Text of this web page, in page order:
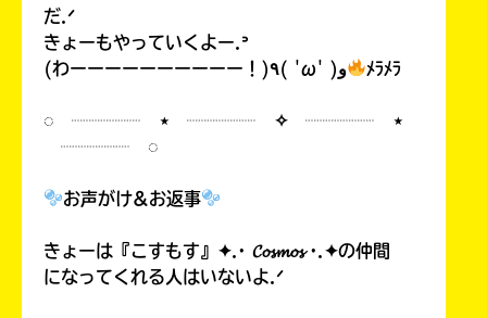
だ.ᐟ
きょーもやっていくよー.ᐣ
(わーーーーーーーーーー！)٩( 'ω' )و
ﾒﾗﾒﾗ
◌ ┈┈┈┈ ⋆ ┈┈┈┈ ✧ ┈┈┈┈ ⋆
┈┈┈┈ ◌
お声がけ&お返事
きょーは『こすもす』✦.· 𝓒𝓸𝓼𝓶𝓸𝓼 ·.✦の仲間
になってくれる人はいないよ.ᐟ